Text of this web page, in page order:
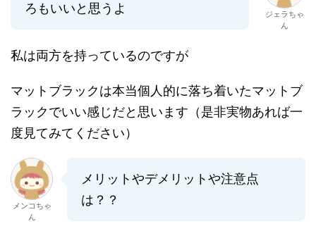
ろもいいと思うよ
ジェラちゃ
ん
私は両方を持っているのですが
マットブラックは本当個人的に落ち着いたマットブ
ラックでいい感じだと思います（是非実物あれば一
度見てみてください）
メンコちゃ
ん
メリットやデメリットや注意点
は？？